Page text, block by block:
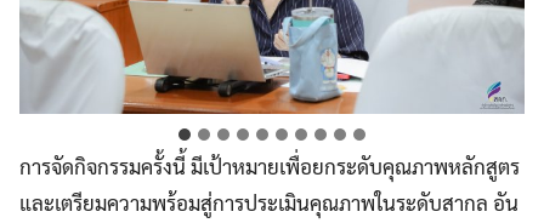
การจัดกิจกรรมครั้งนี้ มีเป้าหมายเพื่อยกระดับคุณภาพหลักสูตร
และเตรียมความพร้อมสู่การประเมินคุณภาพในระดับสากล อัน